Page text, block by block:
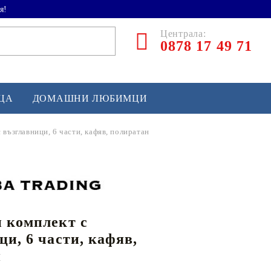
Централа:
0878 17 49 71
и софтбол
и лакрос
спортно оборудване
ДОМАШНИ ЛЮБИМЦИ
6 части, кафяв, полиратан
комплект с
6 части, кафяв,